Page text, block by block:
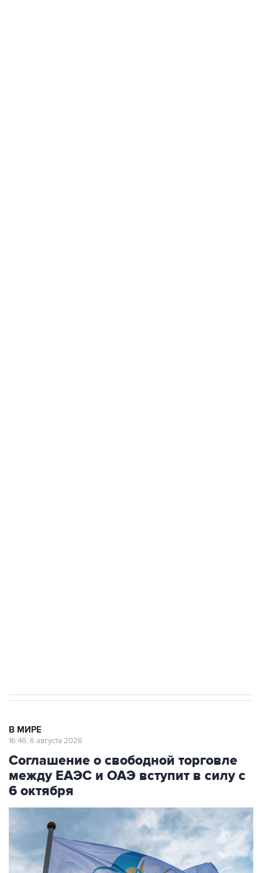
В МИРЕ
16:46, 6 августа 2026
Соглашение о свободной торговле
между ЕАЭС и ОАЭ вступит в силу с
6 октября